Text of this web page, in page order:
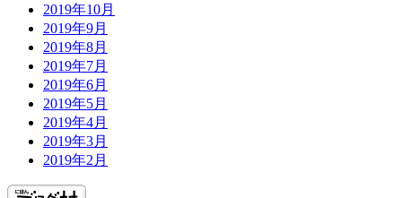
2019年10月
2019年9月
2019年8月
2019年7月
2019年6月
2019年5月
2019年4月
2019年3月
2019年2月